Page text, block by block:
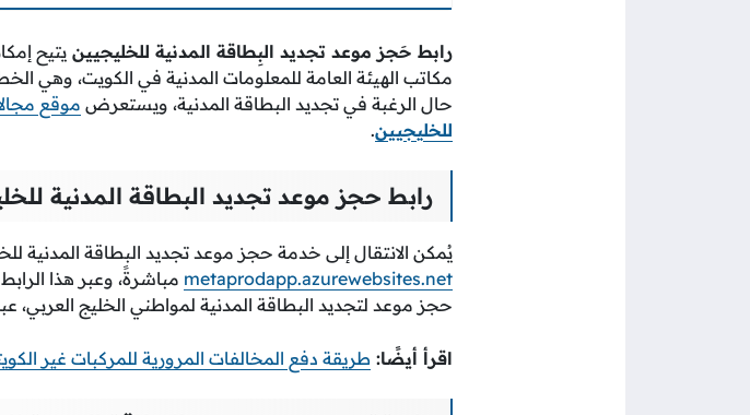
رابط حَجز موعد تجديد البِطاقة المدنية للخليجيين يتيح
مكاتب الهيئة العامة للمعلومات المدنية في الكويت، وهي
حال الرغبة في تجديد البطاقة المدنية، ويستعرض موقع
للخليجيين.
رابط حجز موعد تجديد البطاقة المدنية
يُمكن الانتقال إلى خدمة حجز موعد تجديد البطاقة المدنية
metaprodapp.azurewebsites.net مباشرةً، وعبر هذا
حجز موعد لتجديد البطاقة المدنية لمواطني الخليج
اقرأ أيضًا: طريقة دفع المخالفات المرورية للمركبات غير